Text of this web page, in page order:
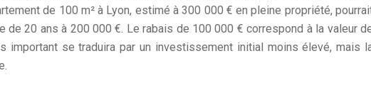
de 100 m² à Lyon, estimé à 300 000 € en pleine propriété,
de 20 ans à 200 000 €. Le rabais de 100 000 € correspond à la valeur
important se traduira par un investissement initial moins élevé, mais